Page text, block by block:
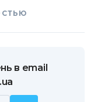
в email